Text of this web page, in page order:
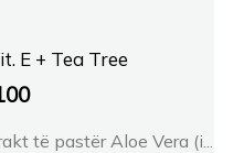
E + Tea Tree
të pastër Aloe Vera (i...